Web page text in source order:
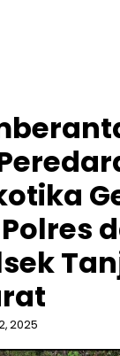
2025